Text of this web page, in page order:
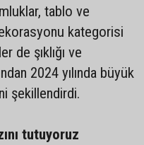
tablo ve
kategorisi
de şıklığı ve
2024 yılında büyük
şekillendirdi.
tutuyoruz